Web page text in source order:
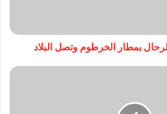
بمطار الخرطوم وتصل البلاد